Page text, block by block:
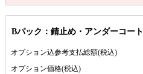
Bパック：錆止め・アンダーコート
オプション込参考支払総額(税込)
オプション価格(税込)